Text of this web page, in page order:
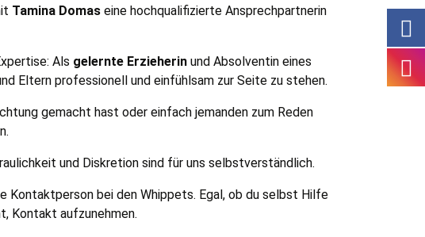
Tamina Domaseine hochqualifizierte Ansprechpartnerin
Als gelernte Erzieherinund Absolventin eines
Eltern professionell und einfühlsam zur Seite zu stehen.
gemacht hast oder einfach jemanden zum Reden
und Diskretion sind für uns selbstverständlich.
Kontaktperson bei den Whippets. Egal, ob du selbst Hilfe
Kontakt aufzunehmen.